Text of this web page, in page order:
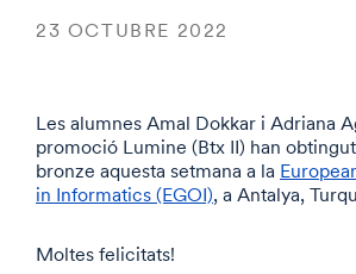
23 OCTUBRE 2022
Les alumnes Amal Dokkar i Adriana
promoció Lumine (Btx II) han
bronze aquesta setmana a la
in Informatics (EGOI), a Antalya,
Moltes felicitats!